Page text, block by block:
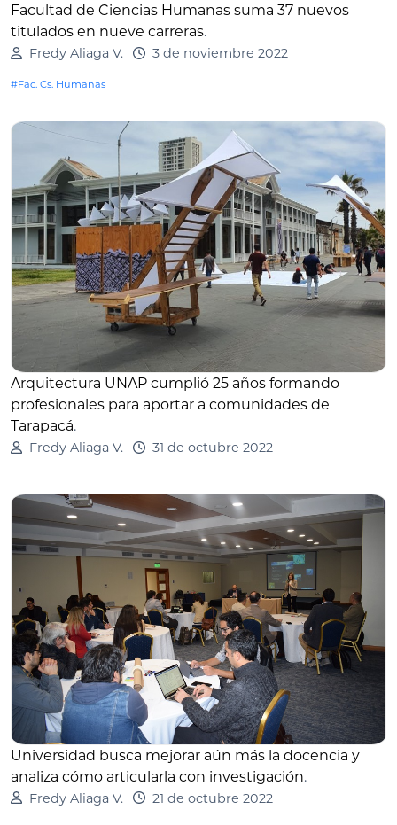
Facultad de Ciencias Humanas suma 37 nuevos
titulados en nueve carreras.
Fredy Aliaga V. 3 de noviembre 2022
#Fac. Cs. Humanas
Arquitectura UNAP cumplió 25 años formando
profesionales para aportar a comunidades de
Tarapacá.
Fredy Aliaga V. 31 de octubre 2022
Universidad busca mejorar aún más la docencia y
analiza cómo articularla con investigación.
Fredy Aliaga V. 21 de octubre 2022